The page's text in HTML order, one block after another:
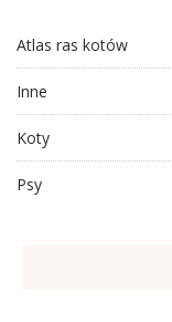
Atlas ras kotów
Inne
Koty
Psy